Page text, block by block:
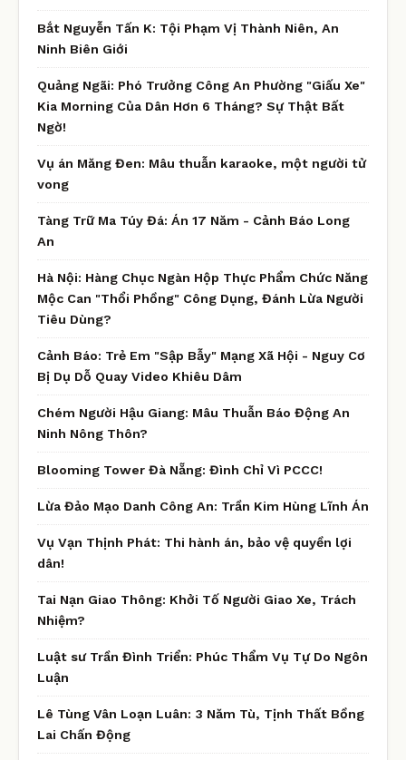
Bắt Nguyễn Tấn K: Tội Phạm Vị Thành Niên, An
Ninh Biên Giới
Quảng Ngãi: Phó Trưởng Công An Phường "Giấu Xe"
Kia Morning Của Dân Hơn 6 Tháng? Sự Thật Bất
Ngờ!
Vụ án Măng Đen: Mâu thuẫn karaoke, một người tử
vong
Tàng Trữ Ma Túy Đá: Án 17 Năm - Cảnh Báo Long
An
Hà Nội: Hàng Chục Ngàn Hộp Thực Phẩm Chức Năng
Mộc Can "Thổi Phồng" Công Dụng, Đánh Lừa Người
Tiêu Dùng?
Cảnh Báo: Trẻ Em "Sập Bẫy" Mạng Xã Hội - Nguy Cơ
Bị Dụ Dỗ Quay Video Khiêu Dâm
Chém Người Hậu Giang: Mâu Thuẫn Báo Động An
Ninh Nông Thôn?
Blooming Tower Đà Nẵng: Đình Chỉ Vì PCCC!
Lừa Đảo Mạo Danh Công An: Trần Kim Hùng Lĩnh Án
Vụ Vạn Thịnh Phát: Thi hành án, bảo vệ quyền lợi
dân!
Tai Nạn Giao Thông: Khởi Tố Người Giao Xe, Trách
Nhiệm?
Luật sư Trần Đình Triển: Phúc Thẩm Vụ Tự Do Ngôn
Luận
Lê Tùng Vân Loạn Luân: 3 Năm Tù, Tịnh Thất Bồng
Lai Chấn Động